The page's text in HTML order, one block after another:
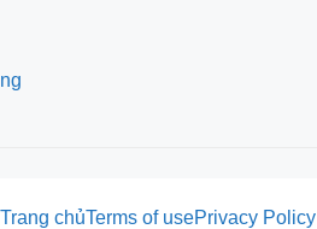
Trang chủTerms of usePrivacy Policy